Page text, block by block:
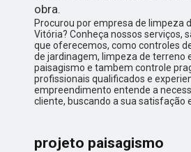
obra.
Procurou por empresa de limpeza
Vitória? Conheça nossos serviços,
que oferecemos, como controles
de jardinagem, limpeza de terreno
paisagismo e tambem controle
profissionais qualificados e
empreendimento entende a
cliente, buscando a sua satisfação
projeto paisagismo